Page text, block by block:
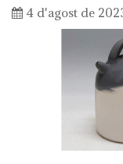
4 d'agost de